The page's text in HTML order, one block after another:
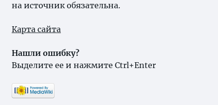
на источник обязательна.
Карта сайта
Нашли ошибку?
Выделите ее и нажмите Ctrl+Enter